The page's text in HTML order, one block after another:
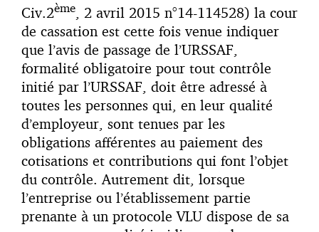
Civ.2ème, 2 avril 2015 n°14-114528) la cour
de cassation est cette fois venue indiquer
que l’avis de passage de l’URSSAF,
formalité obligatoire pour tout contrôle
initié par l’URSSAF, doit être adressé à
toutes les personnes qui, en leur qualité
d’employeur, sont tenues par les
obligations afférentes au paiement des
cotisations et contributions qui font l’objet
du contrôle. Autrement dit, lorsque
l’entreprise ou l’établissement partie
prenante à un protocole VLU dispose de sa